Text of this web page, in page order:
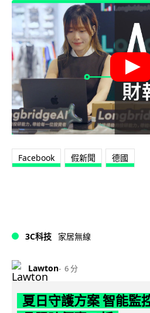
Facebook 假新聞 德國
3C科技 家居無線
Lawton 6 分
夏日守護方案 智能監